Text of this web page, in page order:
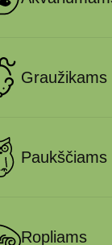
Graužikams
Paukščiams
Ropliams
€ !